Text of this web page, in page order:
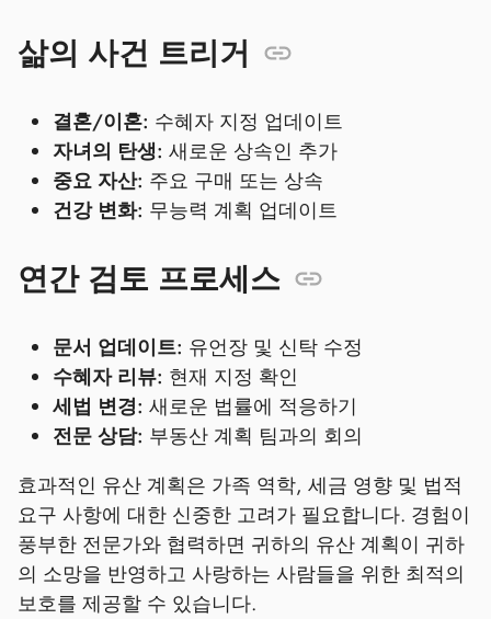
삶의 사건 트리거
결혼/이혼: 수혜자 지정 업데이트
자녀의 탄생: 새로운 상속인 추가
중요 자산: 주요 구매 또는 상속
건강 변화: 무능력 계획 업데이트
연간 검토 프로세스
문서 업데이트: 유언장 및 신탁 수정
수혜자 리뷰: 현재 지정 확인
세법 변경: 새로운 법률에 적응하기
전문 상담: 부동산 계획 팀과의 회의
효과적인 유산 계획은 가족 역학, 세금 영향 및 법적
요구 사항에 대한 신중한 고려가 필요합니다. 경험이
풍부한 전문가와 협력하면 귀하의 유산 계획이 귀하
의 소망을 반영하고 사랑하는 사람들을 위한 최적의
보호를 제공할 수 있습니다.